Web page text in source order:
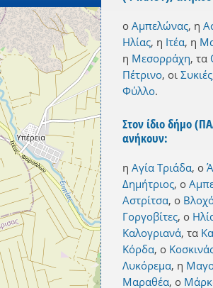
ο Αμπελώνας, η
Ηλίας, η Ιτέα, η
η Μεσορράχη, τα
Πέτρινο, οι Συκιές
Φύλλο.
Στον ίδιο δήμο
ανήκουν:
η Αγία Τριάδα, ο
Δημήτριος, ο
Αστρίτσα, ο
Γοργοβίτες, ο
Καλογριανά, τα
Κόρδα, ο
Λυκόρεμα, η
Μαραθέα, ο